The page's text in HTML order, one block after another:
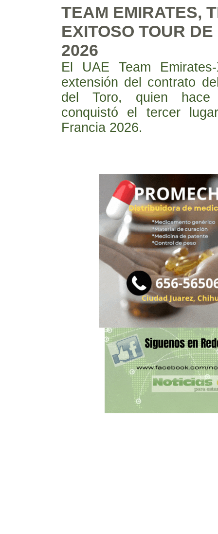
TEAM EMIRATES,
EXITOSO TOUR
2026
El UAE Team
extensión del contrato
del Toro, quien hace
conquistó el tercer
Francia 2026.